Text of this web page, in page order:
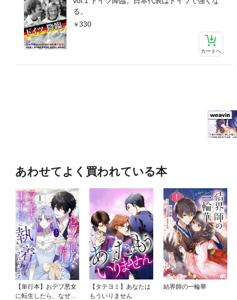
る。
330
カートへ
あわせてよく買われている本
【単行本】おデブ悪女
に転生したら、なぜか
【タテヨミ】あなたは
もういりません
結界師の一輪華